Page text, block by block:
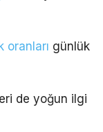
oranları günlük
de yoğun ilgi